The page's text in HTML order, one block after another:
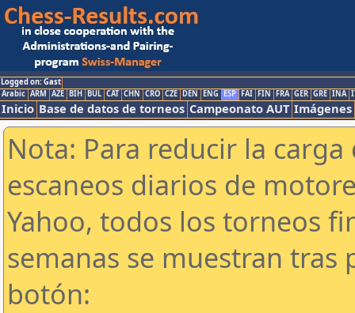
Logged on: Gast
Arabic ARM AZE BIH BUL CAT CHN CRO CZE DEN ENG ESP FAI FIN FRA GER GRE INA
Inicio Base de datos de torneos Campeonato AUT Imágenes
Nota: Para reducir la
escaneos diarios de
Yahoo, todos los torneos
semanas se muestran tras
botón: